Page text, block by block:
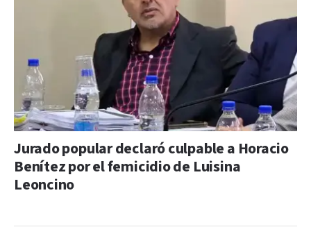
Jurado popular declaró culpable a Horacio
Benítez por el femicidio de Luisina
Leoncino